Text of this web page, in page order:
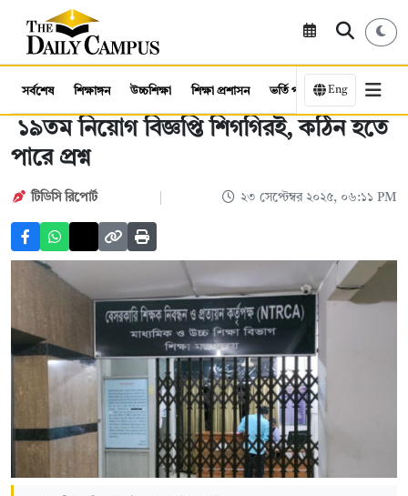
সর্বশেষ শিক্ষাঙ্গন উচ্চশিক্ষা শিক্ষা প্রশাসন ভর্তি পরীক্ষা কর্মসংস্থান
Eng
১৯তম নিয়োগ বিজ্ঞপ্তি শিগগিরই, কঠিন হতে
পারে প্রশ্ন
টিডিসি রিপোর্ট ২৩ সেপ্টেম্বর ২০২৫, ০৬:১১ PM